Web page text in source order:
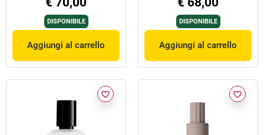
DISPONIBILE
Aggiungi al carrello
DISPONIBILE
Aggiungi al carrello
favorite_border favorite_border